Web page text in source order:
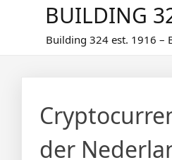
BUILDING
Building 324 est. 1916 –
der